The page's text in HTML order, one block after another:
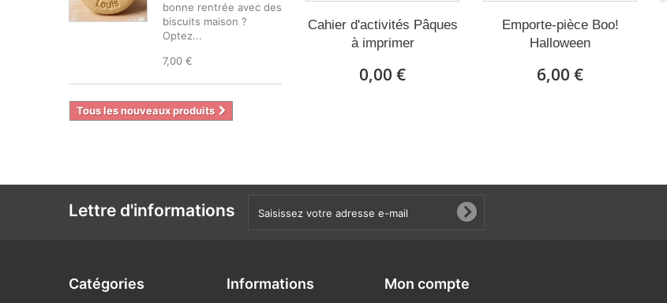
Cahier d'activités Pâques
à imprimer
0,00 €
Emporte-pièce Boo!
Halloween
6,00 €
bonne rentrée avec des
biscuits maison ?
Optez...
7,00 €
Tous les nouveaux produits
Lettre d'informations
Catégories Informations Mon compte